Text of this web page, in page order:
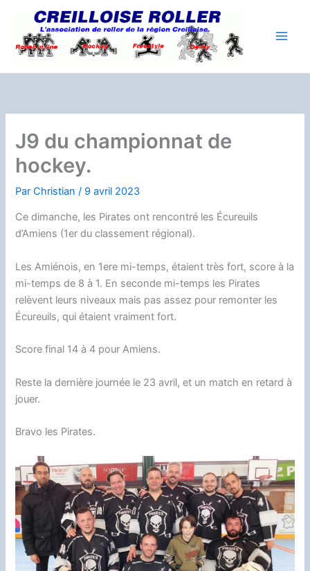
contenu
J9 du championnat de
hockey.
ParChristian/ 9 avril 2023
Ce dimanche, les Pirates ont rencontré les Écureuils
d’Amiens (1er du classement régional).
Les Amiénois, en 1ere mi-temps, étaient très fort, score à la
mi-temps de 8 à 1. En seconde mi-temps les Pirates
relèvent leurs niveaux mais pas assez pour remonter les
Écureuils, qui étaient vraiment fort.
Score final 14 à 4 pour Amiens.
Reste la dernière journée le 23 avril, et un match en retard à
jouer.
Bravo les Pirates.